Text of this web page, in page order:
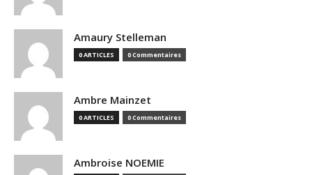
Amaury Stelleman
0 ARTICLES 0 Commentaires
Ambre Mainzet
0 ARTICLES 0 Commentaires
Ambroise NOEMIE